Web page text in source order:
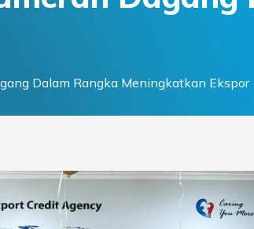
Dalam Rangka Meningkatkan Ekspor